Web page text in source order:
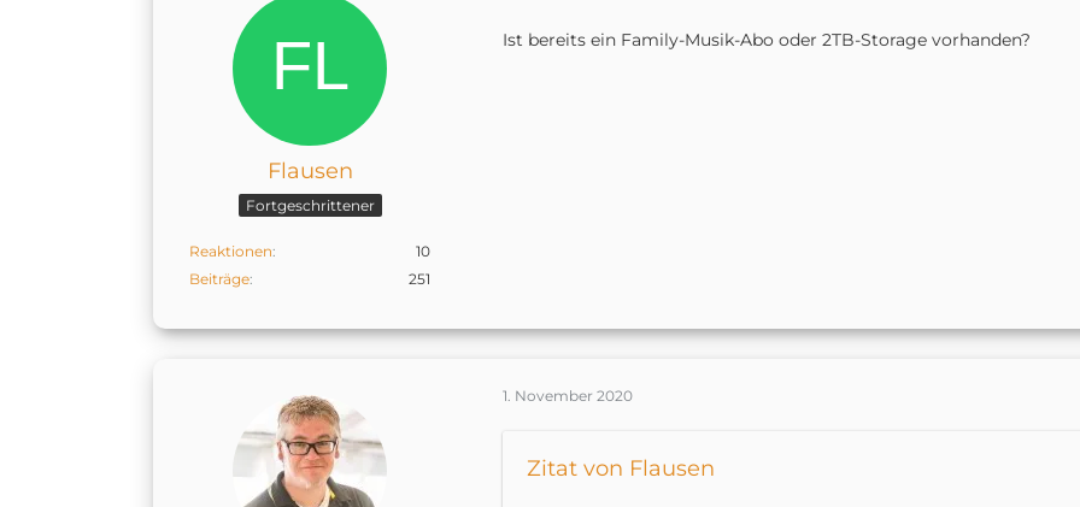
Flausen
Fortgeschrittener
Reaktionen
10
Beiträge
251
Ist bereits ein Family-Musik-Abo oder 2TB-Storage vorhanden?
1. November 2020
Zitat von Flausen